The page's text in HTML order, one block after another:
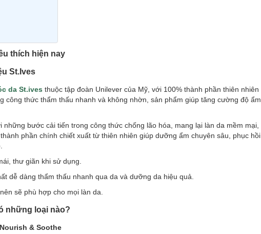
thích hiện nay
St.Ives
da St.ives thuộc tập đoàn Unilever của Mỹ, với 100% thành phần thiên nhiên
thức thẩm thấu nhanh và không nhờn, sản phẩm giúp tăng cường độ ẩm,
bước cải tiến trong công thức chống lão hóa, mang lại làn da mềm mại,
phần chính chiết xuất từ thiên nhiên giúp dưỡng ẩm chuyên sâu, phục hồi
thư giãn khi sử dụng.
dễ dàng thẩm thấu nhanh qua da và dưỡng da hiệu quả.
sẽ phù hợp cho mọi làn da.
những loại nào?
& Soothe